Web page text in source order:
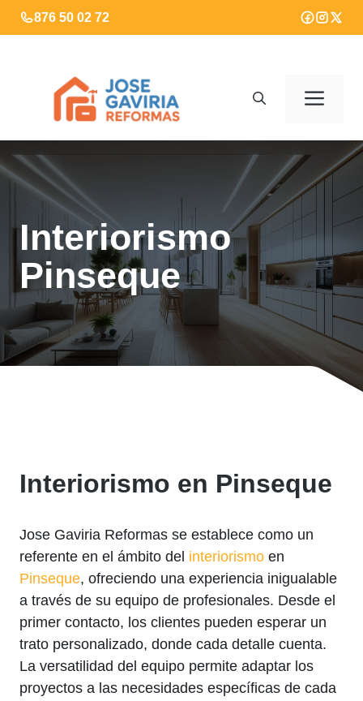
Saltar
al
876 50 02 72
Interiorismo
Pinseque
Interiorismo en Pinseque
Jose Gaviria Reformas se establece como un
referente en el ámbito del interiorismo en
Pinseque, ofreciendo una experiencia inigualable
a través de su equipo de profesionales. Desde el
primer contacto, los clientes pueden esperar un
trato personalizado, donde cada detalle cuenta.
La versatilidad del equipo permite adaptar los
proyectos a las necesidades específicas de cada